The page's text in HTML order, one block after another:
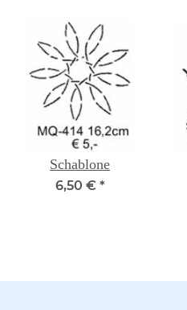
Schablone
6,50 € *